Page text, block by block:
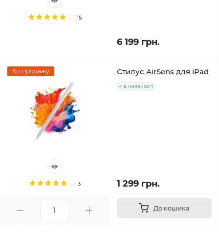
15
6 199 грн.
Хіт продажу
3
Стилус AirSens для iPad
в наявності
1 299 грн.
До кошика